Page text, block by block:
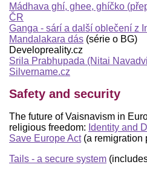
Mádhava ghí, ghee, ghíčko
ČR
Ganga - sárí a další oblečení z
Mandalakara dás (série o BG)
Developreality.cz
Srila Prabhupada (Nitai
Silvername.cz
Safety and security
The future of Vaisnavism in
religious freedom: Identity and
Save Europe Act(a remigration
Tails - a secure system